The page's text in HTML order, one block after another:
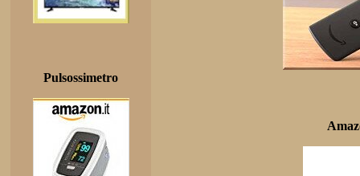
Pulsossimetro